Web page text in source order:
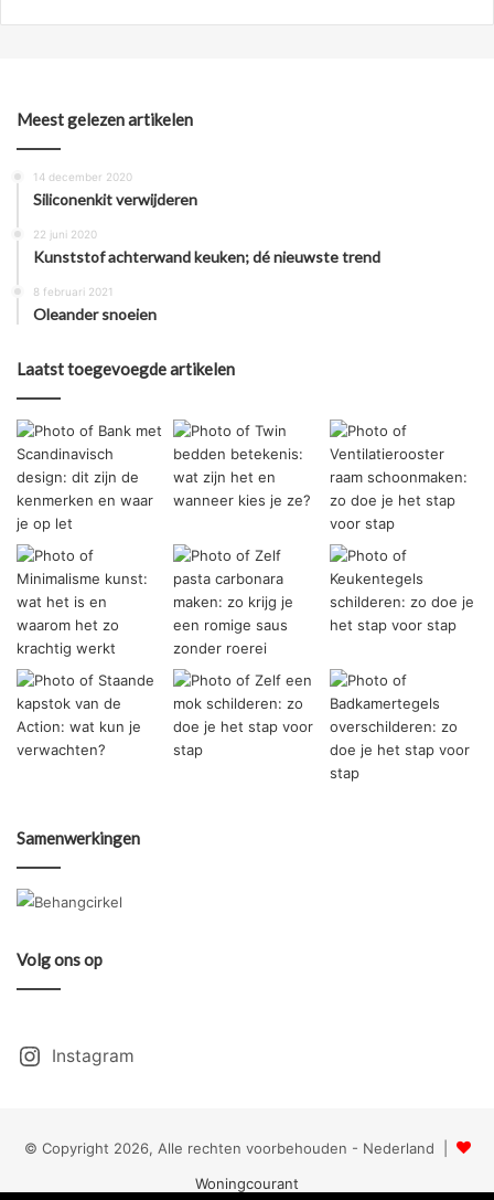
Meest gelezen artikelen
14 december 2020
Siliconenkit verwijderen
22 juni 2020
Kunststof achterwand keuken; dé nieuwste trend
8 februari 2021
Oleander snoeien
Laatst toegevoegde artikelen
Samenwerkingen
Volg ons op
Instagram
© Copyright 2026, Alle rechten voorbehouden - Nederland |
Woningcourant